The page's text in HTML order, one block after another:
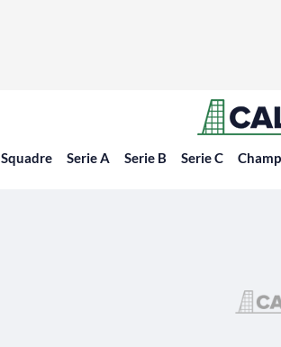
Squadre Serie A Serie B Serie C